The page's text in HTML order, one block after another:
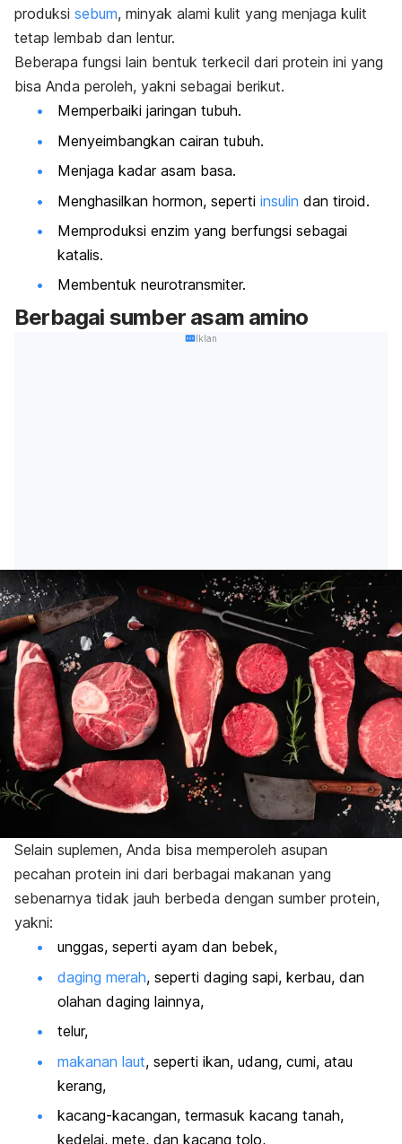
produksi sebum, minyak alami kulit yang menjaga kulit
tetap lembab dan lentur.
Beberapa fungsi lain bentuk terkecil dari protein ini yang
bisa Anda peroleh, yakni sebagai berikut.
Memperbaiki jaringan tubuh.
Menyeimbangkan cairan tubuh.
Menjaga kadar asam basa.
Menghasilkan hormon, seperti insulin dan tiroid.
Memproduksi enzim yang berfungsi sebagai
katalis.
Membentuk neurotransmiter.
Berbagai sumber asam amino
Iklan
Selain suplemen, Anda bisa memperoleh asupan
pecahan protein ini dari berbagai makanan yang
sebenarnya tidak jauh berbeda dengan sumber protein,
yakni:
unggas, seperti ayam dan bebek,
daging merah, seperti daging sapi, kerbau, dan
olahan daging lainnya,
telur,
makanan laut, seperti ikan, udang, cumi, atau
kerang,
kacang-kacangan, termasuk kacang tanah,
kedelai, mete, dan kacang tolo,